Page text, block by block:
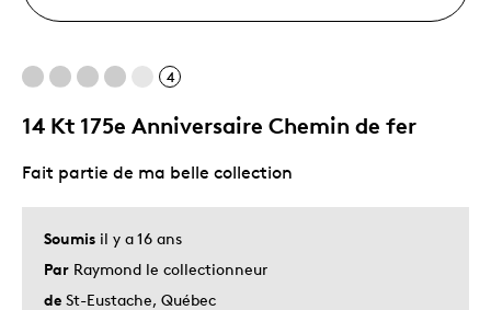
4
14 Kt 175e Anniversaire Chemin de fer
Soumis il y a 16 ans
Par Raymond le collectionneur
de St-Eustache, Québec
Fait partie de ma belle collection